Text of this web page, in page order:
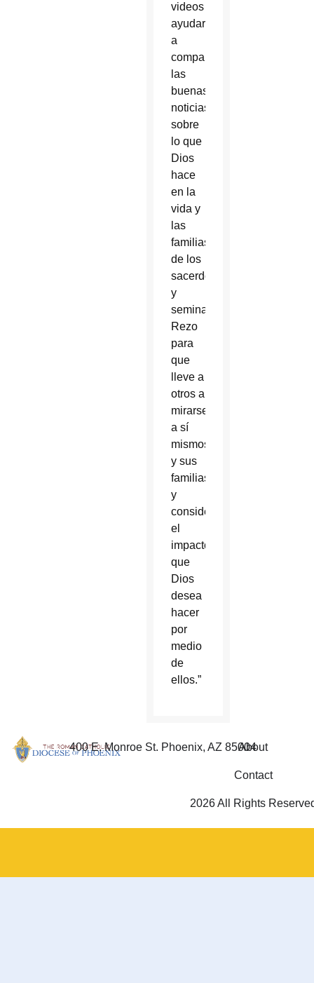
videos
ayudara
a
compartir
las
buenas
noticias
sobre
lo que
Dios
hace
en la
vida y
las
familias
de los
sacerdotes
y
seminaristas.
Rezo
para
que
lleve a
otros a
mirarse
a sí
mismos
y sus
familias,
y
considerar
el
impacto
que
Dios
desea
hacer
por
medio
de
ellos.”
400 E. Monroe St. Phoenix, AZ 85004
About
Contact
2026 All Rights